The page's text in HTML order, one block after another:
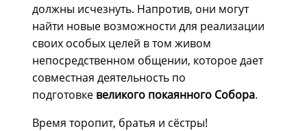
должны исчезнуть. Напротив, они могут
найти новые возможности для реализации
своих особых целей в том живом
непосредственном общении, которое дает
совместная деятельность по
подготовке великого покаянного Собора.
Время торопит, братья и сёстры!